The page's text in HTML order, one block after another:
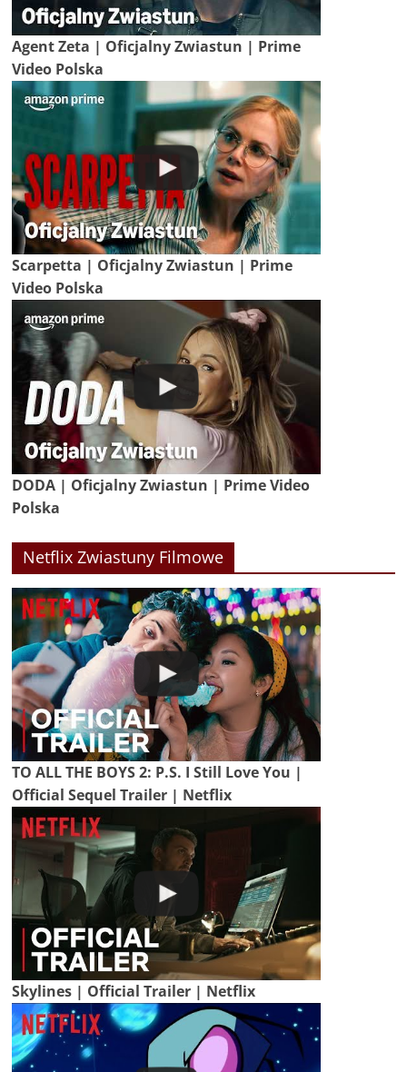
Agent Zeta | Oficjalny Zwiastun | Prime
Video Polska
Scarpetta | Oficjalny Zwiastun | Prime
Video Polska
DODA | Oficjalny Zwiastun | Prime Video
Polska
Netflix Zwiastuny Filmowe
TO ALL THE BOYS 2: P.S. I Still Love You |
Official Sequel Trailer | Netflix
Skylines | Official Trailer | Netflix